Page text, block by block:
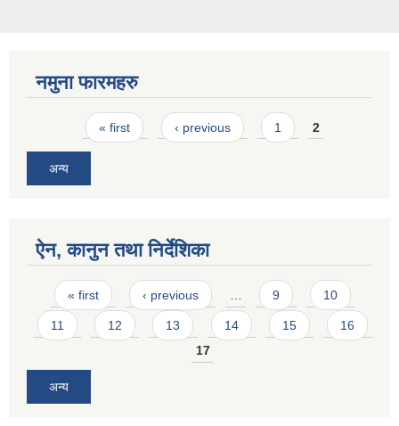
नमुना फारमहरु
Pages« first ‹ previous 1 2
अन्य
ऐन, कानुन तथा निर्देशिका
Pages
« first ‹ previous … 9 10
11 12 13 14 15
16
17
अन्य